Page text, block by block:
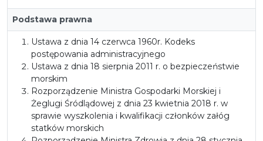
Podstawa prawna
Ustawa z dnia 14 czerwca 1960r. Kodeks
postępowania administracyjnego
Ustawa z dnia 18 sierpnia 2011 r. o bezpieczeństwie
morskim
Rozporządzenie Ministra Gospodarki Morskiej i
Żeglugi Śródlądowej z dnia 23 kwietnia 2018 r. w
sprawie wyszkolenia i kwalifikacji członków załóg
statków morskich